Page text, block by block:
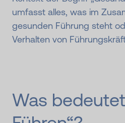
umfasst alles, was im
gesunden Führung steht
Verhalten von
Was